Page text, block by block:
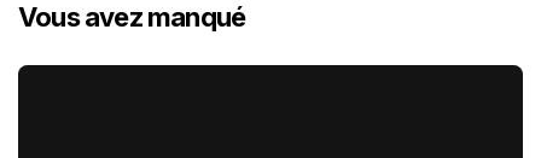
Vous avez manqué